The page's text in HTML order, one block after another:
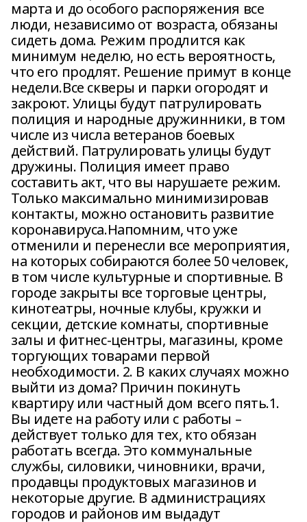
марта и до особого распоряжения все
люди, независимо от возраста, обязаны
сидеть дома. Режим продлится как
минимум неделю, но есть вероятность,
что его продлят. Решение примут в конце
недели.Все скверы и парки огородят и
закроют. Улицы будут патрулировать
полиция и народные дружинники, в том
числе из числа ветеранов боевых
действий. Патрулировать улицы будут
дружины. Полиция имеет право
составить акт, что вы нарушаете режим.
Только максимально минимизировав
контакты, можно остановить развитие
коронавируса.Напомним, что уже
отменили и перенесли все мероприятия,
на которых собираются более 50 человек,
в том числе культурные и спортивные. В
городе закрыты все торговые центры,
кинотеатры, ночные клубы, кружки и
секции, детские комнаты, спортивные
залы и фитнес-центры, магазины, кроме
торгующих товарами первой
необходимости. 2. В каких случаях можно
выйти из дома? Причин покинуть
квартиру или частный дом всего пять.1.
Вы идете на работу или с работы –
действует только для тех, кто обязан
работать всегда. Это коммунальные
службы, силовики, чиновники, врачи,
продавцы продуктовых магазинов и
некоторые другие. В администрациях
городов и районов им выдадут